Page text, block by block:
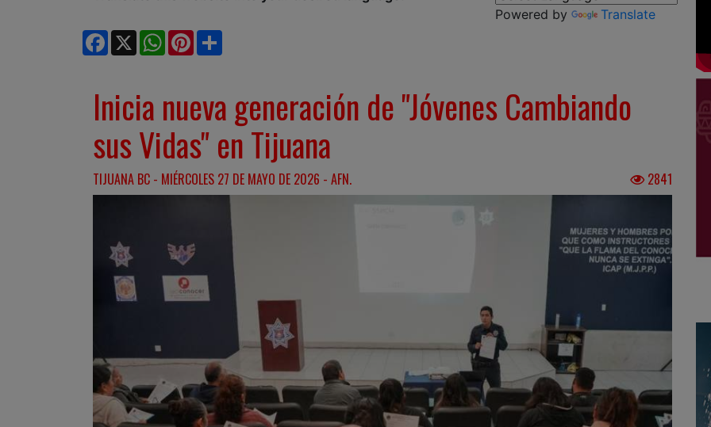
Powered by
Translate
Facebook
X WhatsApp
Pinterest
Inicia nueva generación de "Jóvenes Cambiando
sus Vidas" en Tijuana
TIJUANA BC - MIÉRCOLES 27 DE MAYO DE 2026 - AFN. 2841